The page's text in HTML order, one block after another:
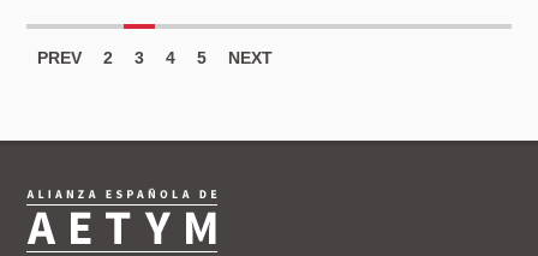
PREV 2 3 4 5 NEXT